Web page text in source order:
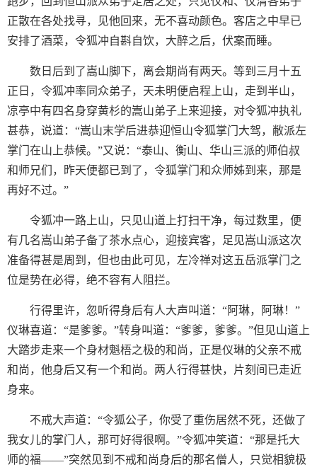
正散在各处找寻，见他回来，无不喜动颜色。客店之中早已
安排了酒菜，令狐冲自斟自饮，大醉之后，伏案而睡。
数日后到了嵩山脚下，离会期尚有两天。等到三月十五
正日，令狐冲率同众弟子，天未明便启程上山，走到半山，
凉亭中有四名身穿黄杉的嵩山弟子上来迎接，对令狐冲执礼
甚恭，说道：“嵩山末学后进恭迎恒山令狐掌门大驾，敝派左
掌门在山上恭候。”又说：“泰山、衡山、华山三派的师伯叔
和师兄们，昨天便都已到了，令狐掌门和众师姊到来，那是
再好不过。”
令狐冲一路上山，只见山道上打扫干净，每过数里，便
有几名嵩山弟子备了茶水点心，迎接宾客，足见嵩山派这次
准备得甚是周到，但也由此可见，左冷禅对这五岳派掌门之
位是势在必得，绝不容有人阻拦。
行得里许，忽听得身后有人大声叫道：“阿琳，阿琳！”
仪琳喜道：“是爹爹。”转身叫道：“爹爹，爹爹。”但见山道上
大踏步走来一个身材魁梧之极的和尚，正是仪琳的父亲不戒
和尚，他身后又有一个和尚。两人行得甚快，片刻间已走近
身来。
不戒大声道：“令狐公子，你受了重伤居然不死，还做了
我女儿的掌门人，那可好得很啊。”令狐冲笑道：“那是托大
师的福——”突然见到不戒和尚身后的那名僧人，只觉相貌极